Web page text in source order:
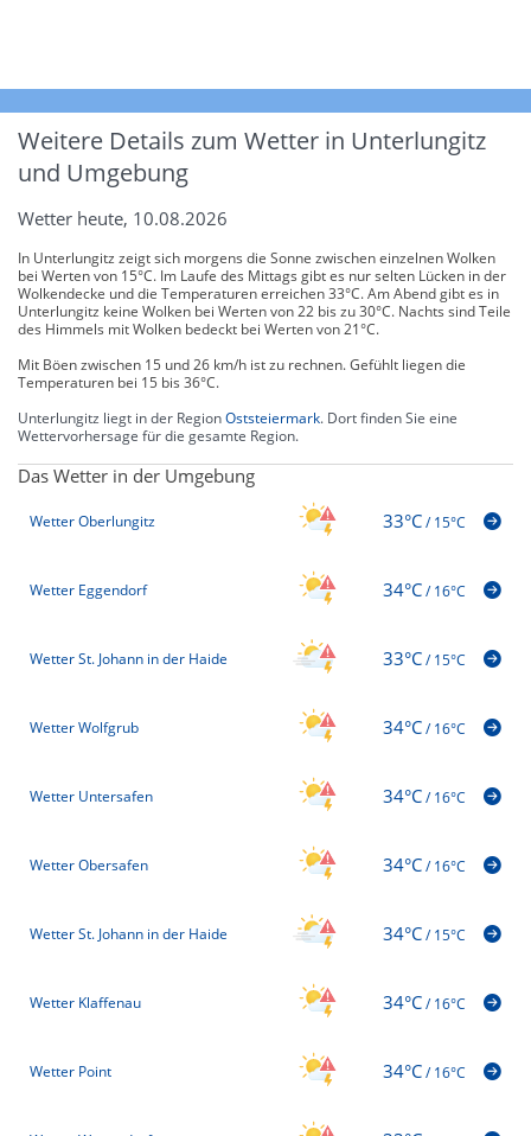
Weitere Details zum Wetter in Unterlungitz
und Umgebung
Wetter heute, 10.08.2026
In Unterlungitz zeigt sich morgens die Sonne zwischen einzelnen Wolken
bei Werten von 15°C. Im Laufe des Mittags gibt es nur selten Lücken in der
Wolkendecke und die Temperaturen erreichen 33°C. Am Abend gibt es in
Unterlungitz keine Wolken bei Werten von 22 bis zu 30°C. Nachts sind Teile
des Himmels mit Wolken bedeckt bei Werten von 21°C.
Mit Böen zwischen 15 und 26 km/h ist zu rechnen. Gefühlt liegen die
Temperaturen bei 15 bis 36°C.
Unterlungitz liegt in der RegionOststeiermark. Dort finden Sie eine
Wettervorhersage für die gesamte Region.
Das Wetter in der Umgebung
Wetter Oberlungitz 33°C/15°C
Wetter Eggendorf 34°C/16°C
Wetter St. Johann in der Haide 33°C/15°C
Wetter Wolfgrub 34°C/16°C
Wetter Untersafen 34°C/16°C
Wetter Obersafen 34°C/16°C
Wetter St. Johann in der Haide 34°C/15°C
Wetter Klaffenau 34°C/16°C
Wetter Point 34°C/16°C